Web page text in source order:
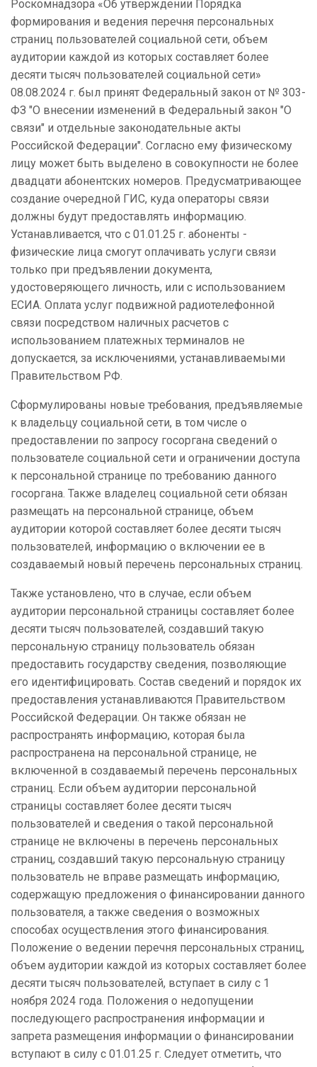
Роскомнадзора «Об утверждении Порядка
формирования и ведения перечня персональных
страниц пользователей социальной сети, объем
аудитории каждой из которых составляет более
десяти тысяч пользователей социальной сети»
08.08.2024 г. был принят Федеральный закон от № 303-
ФЗ "О внесении изменений в Федеральный закон "О
связи" и отдельные законодательные акты
Российской Федерации". Согласно ему физическому
лицу может быть выделено в совокупности не более
двадцати абонентских номеров. Предусматривающее
создание очередной ГИС, куда операторы связи
должны будут предоставлять информацию.
Устанавливается, что с 01.01.25 г. абоненты -
физические лица смогут оплачивать услуги связи
только при предъявлении документа,
удостоверяющего личность, или с использованием
ЕСИА. Оплата услуг подвижной радиотелефонной
связи посредством наличных расчетов с
использованием платежных терминалов не
допускается, за исключениями, устанавливаемыми
Правительством РФ.
Сформулированы новые требования, предъявляемые
к владельцу социальной сети, в том числе о
предоставлении по запросу госоргана сведений о
пользователе социальной сети и ограничении доступа
к персональной странице по требованию данного
госоргана. Также владелец социальной сети обязан
размещать на персональной странице, объем
аудитории которой составляет более десяти тысяч
пользователей, информацию о включении ее в
создаваемый новый перечень персональных страниц.
Также установлено, что в случае, если объем
аудитории персональной страницы составляет более
десяти тысяч пользователей, создавший такую
персональную страницу пользователь обязан
предоставить государству сведения, позволяющие
его идентифицировать. Состав сведений и порядок их
предоставления устанавливаются Правительством
Российской Федерации. Он также обязан не
распространять информацию, которая была
распространена на персональной странице, не
включенной в создаваемый перечень персональных
страниц. Если объем аудитории персональной
страницы составляет более десяти тысяч
пользователей и сведения о такой персональной
странице не включены в перечень персональных
страниц, создавший такую персональную страницу
пользователь не вправе размещать информацию,
содержащую предложения о финансировании данного
пользователя, а также сведения о возможных
способах осуществления этого финансирования.
Положение о ведении перечня персональных страниц,
объем аудитории каждой из которых составляет более
десяти тысяч пользователей, вступает в силу с 1
ноября 2024 года. Положения о недопущении
последующего распространения информации и
запрета размещения информации о финансировании
вступают в силу с 01.01.25 г. Следует отметить, что